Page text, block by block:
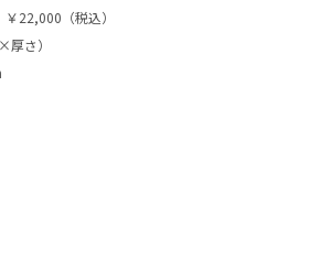
22,000（税込）
さ）